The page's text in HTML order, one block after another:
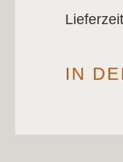
IN